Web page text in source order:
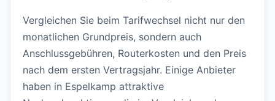
Vergleichen Sie beim Tarifwechsel nicht nur den
monatlichen Grundpreis, sondern auch
Anschlussgebühren, Routerkosten und den Preis
nach dem ersten Vertragsjahr. Einige Anbieter
haben in Espelkamp attraktive